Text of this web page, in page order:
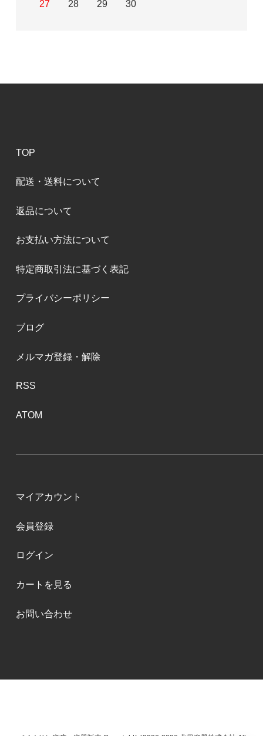
27 28 29 30
TOP
配送・送料について
返品について
お支払い方法について
特定商取引法に基づく表記
プライバシーポリシー
ブログ
メルマガ登録・解除
RSS
ATOM
マイアカウント
会員登録
ログイン
カートを見る
お問い合わせ